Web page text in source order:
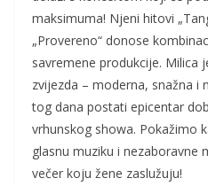
maksimuma! Njeni hitovi
„Provereno“ donose
savremene produkcije. Milica
zvijezda – moderna, snažna i
tog dana postati epicentar
vrhunskog showa. Pokažimo
glasnu muziku i nezaboravne
večer koju žene zaslužuju!